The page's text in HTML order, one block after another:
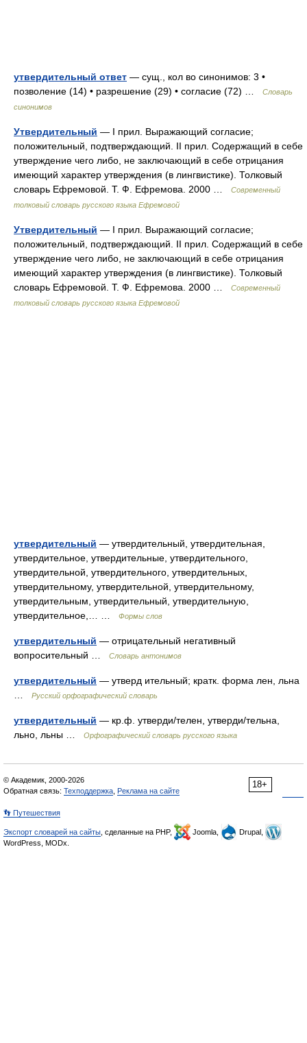
утвердительный ответ — сущ., кол во синонимов: 3 •
позволение (14) • разрешение (29) • согласие (72) …
Словарь
синонимов
Утвердительный — I прил. Выражающий согласие;
положительный, подтверждающий. II прил. Содержащий в себе
утверждение чего либо, не заключающий в себе отрицания
имеющий характер утверждения (в лингвистике). Толковый
словарь Ефремовой. Т. Ф. Ефремова. 2000 …
Современный
толковый словарь русского языка Ефремовой
Утвердительный — I прил. Выражающий согласие;
положительный, подтверждающий. II прил. Содержащий в себе
утверждение чего либо, не заключающий в себе отрицания
имеющий характер утверждения (в лингвистике). Толковый
словарь Ефремовой. Т. Ф. Ефремова. 2000 …
Современный
толковый словарь русского языка Ефремовой
утвердительный — утвердительный, утвердительная,
утвердительное, утвердительные, утвердительного,
утвердительной, утвердительного, утвердительных,
утвердительному, утвердительной, утвердительному,
утвердительным, утвердительный, утвердительную,
утвердительное,… …
Формы слов
утвердительный — отрицательный негативный
вопросительный …
Словарь антонимов
утвердительный — утверд ительный; кратк. форма лен, льна
Русский орфографический словарь
утвердительный — кр.ф. утверди/телен, утверди/тельна,
льно, льны …
Орфографический словарь русского языка
18+
© Академик, 2000-2026
Обратная связь: Техподдержка Реклама на сайте
👣 Путешествия
Экспорт словарей на сайты , сделанные на PHP, Joomla,
Drupal,
WordPress, MODx.